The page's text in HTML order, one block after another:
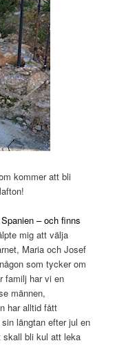
kommer att bli
– och finns
mig att välja
Maria och Josef
som tycker om
familj har vi en
männen,
har alltid fått
längtan efter jul en
skall bli kul att leka